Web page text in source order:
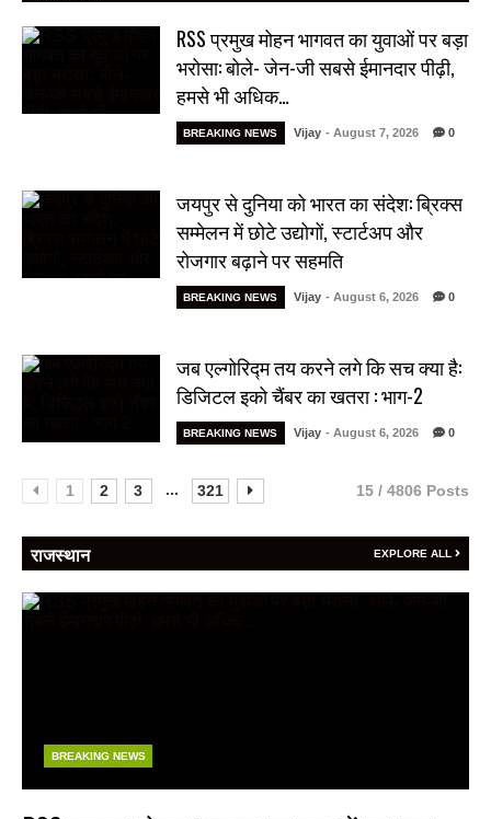
RSS प्रमुख मोहन भागवत का युवाओं पर बड़ा
भरोसा: बोले- जेन-जी सबसे ईमानदार पीढ़ी,
हमसे भी अधिक…
BREAKING NEWS Vijay - August 7, 2026 0
जयपुर से दुनिया को भारत का संदेश: ब्रिक्स
सम्मेलन में छोटे उद्योगों, स्टार्टअप और
रोजगार बढ़ाने पर सहमति
BREAKING NEWS Vijay - August 6, 2026 0
जब एल्गोरिद्म तय करने लगे कि सच क्या है:
डिजिटल इको चैंबर का खतरा : भाग-2
BREAKING NEWS Vijay - August 6, 2026 0
1 2 3 ... 321 15 / 4806 Posts
राजस्थान EXPLORE ALL
BREAKING NEWS